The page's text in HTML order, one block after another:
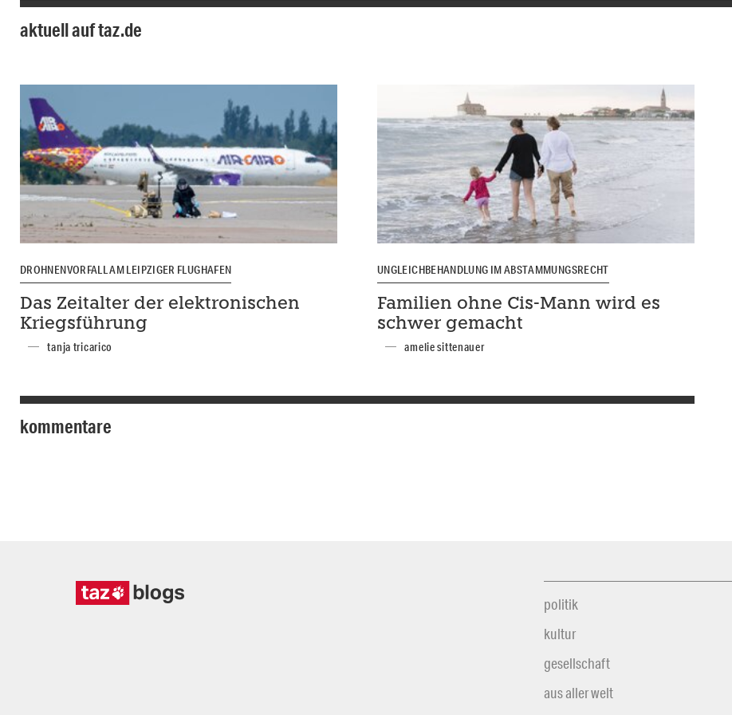
aktuell auf taz.de
DROHNENVORFALL AM LEIPZIGER FLUGHAFEN
Das Zeitalter der elektronischen
Kriegsführung
tanja tricarico
UNGLEICHBEHANDLUNG IM ABSTAMMUNGSRECHT
Familien ohne Cis-Mann wird es
schwer gemacht
amelie sittenauer
kommentare
politik
kultur
gesellschaft
aus aller welt